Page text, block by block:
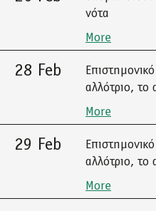
νότα
More
28 Feb
αλλότριο, το
More
29 Feb
αλλότριο, το
More